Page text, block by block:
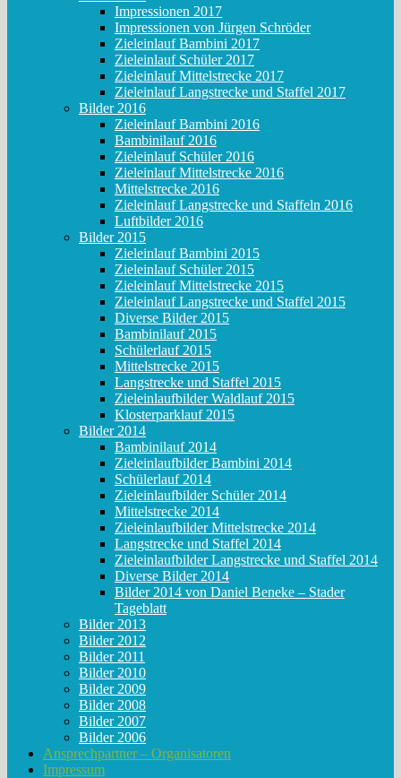
Impressionen 2017
Impressionen von Jürgen Schröder
Zieleinlauf Bambini 2017
Zieleinlauf Schüler 2017
Zieleinlauf Mittelstrecke 2017
Zieleinlauf Langstrecke und Staffel 2017
Bilder 2016
Zieleinlauf Bambini 2016
Bambinilauf 2016
Zieleinlauf Schüler 2016
Zieleinlauf Mittelstrecke 2016
Mittelstrecke 2016
Zieleinlauf Langstrecke und Staffeln 2016
Luftbilder 2016
Bilder 2015
Zieleinlauf Bambini 2015
Zieleinlauf Schüler 2015
Zieleinlauf Mittelstrecke 2015
Zieleinlauf Langstrecke und Staffel 2015
Diverse Bilder 2015
Bambinilauf 2015
Schülerlauf 2015
Mittelstrecke 2015
Langstrecke und Staffel 2015
Zieleinlaufbilder Waldlauf 2015
Klosterparklauf 2015
Bilder 2014
Bambinilauf 2014
Zieleinlaufbilder Bambini 2014
Schülerlauf 2014
Zieleinlaufbilder Schüler 2014
Mittelstrecke 2014
Zieleinlaufbilder Mittelstrecke 2014
Langstrecke und Staffel 2014
Zieleinlaufbilder Langstrecke und Staffel 2014
Diverse Bilder 2014
Bilder 2014 von Daniel Beneke – Stader
Tageblatt
Bilder 2013
Bilder 2012
Bilder 2011
Bilder 2010
Bilder 2009
Bilder 2008
Bilder 2007
Bilder 2006
Ansprechpartner – Organisatoren
Impressum